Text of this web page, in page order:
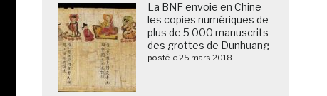
La BNF envoie en Chine
les copies numériques de
plus de 5 000 manuscrits
des grottes de Dunhuang
posté le 25 mars 2018